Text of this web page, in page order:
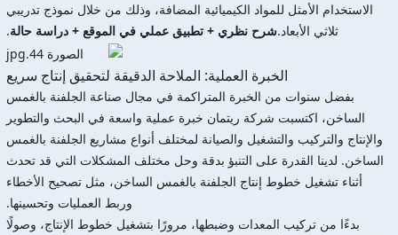
الاستخدام الأمثل للمواد الكيميائية المضافة، وذلك من خلال نموذج تدريبي
ثلاثي الأبعاد.شرح نظري + تطبيق عملي في الموقع + دراسة حالة.
الخبرة العملية: الملاحة الدقيقة لتحقيق إنتاج سريع
بفضل سنوات من الخبرة المتراكمة في مجال صناعة الجلفنة بالغمس
الساخن، اكتسبت شركة ريتمان خبرة عملية واسعة في البحث والتطوير
والإنتاج والتركيب والتشغيل والصيانة لمختلف أنواع مشاريع الجلفنة بالغمس
الساخن. لدينا القدرة على التنبؤ بدقة وحل مختلف المشكلات التي قد تحدث
أثناء تشغيل خطوط إنتاج الجلفنة بالغمس الساخن، مثل تصحيح الأخطاء
وربط العمليات وتحسينها.
بدءًا من تركيب المعدات وضبطها، مرورًا بتشغيل خطوط الإنتاج، وصولًا